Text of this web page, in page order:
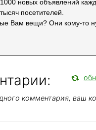
1000 новых объявлений
тысяч посетителей.
Вам вещи? Они кому-то
комментария, ваш